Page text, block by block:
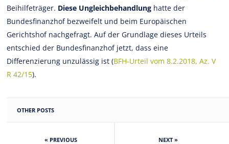
Beihilfeträger. Diese Ungleichbehandlung hatte der
Bundesfinanzhof bezweifelt und beim Europäischen
Gerichtshof nachgefragt. Auf der Grundlage dieses Urteils
entschied der Bundesfinanzhof jetzt, dass eine
Differenzierung unzulässig ist (BFH-Urteil vom 8.2.2018, Az. V
R 42/15).
OTHER POSTS
« PREVIOUS NEXT »